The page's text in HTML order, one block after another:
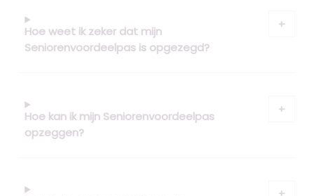
Hoe weet ik zeker dat mijn
Seniorenvoordeelpas is opgezegd?
Hoe kan ik mijn Seniorenvoordeelpas
opzeggen?